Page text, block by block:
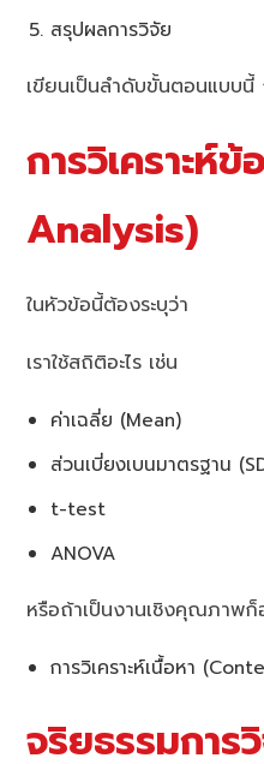
สรุปผลการวิจัย
เขียนเป็นลำดับขั้นตอนแบบนี้
การวิเคราะห์
Analysis)
ในหัวข้อนี้ต้องระบุว่า
เราใช้สถิติอะไร เช่น
ค่าเฉลี่ย (Mean)
ส่วนเบี่ยงเบนมาตรฐาน
t-test
ANOVA
หรือถ้าเป็นงานเชิงคุณภาพก็
การวิเคราะห์เนื้อหา
จริยธรรมกา